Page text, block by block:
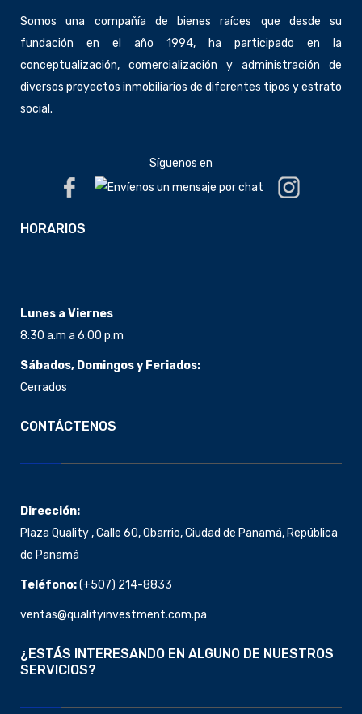
Somos una compañía de bienes raíces que desde su
fundación en el año 1994, ha participado en la
conceptualización, comercialización y administración de
diversos proyectos inmobiliarios de diferentes tipos y estrato
social.
Síguenos en
HORARIOS
Lunes a Viernes
8:30 a.m a 6:00 p.m
Sábados, Domingos y Feriados:
Cerrados
CONTÁCTENOS
Dirección:
Plaza Quality , Calle 60, Obarrio, Ciudad de Panamá, República
de Panamá
Teléfono:(+507) 214-8833
ventas@qualityinvestment.com.pa
¿ESTÁS INTERESANDO EN ALGUNO DE NUESTROS
SERVICIOS?